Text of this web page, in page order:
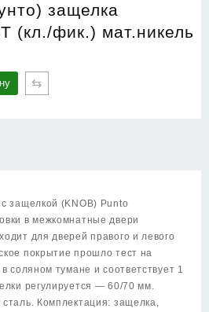
защелка
(кл./фик.) мат.никель
⇆
защелкой (KNOB) Punto
в межкомнатные двери
для дверей правого и левого
покрытие прошло тест на
соляном тумане и соответствует 1
регулируется — 60/70 мм.
Комплектация: защелка,